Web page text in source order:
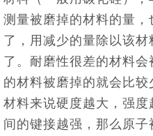
测量被磨掉的材料的量
了，用减少的量除以该
了。耐磨性很差的材料
的材料被磨掉的就会比
材料来说硬度越大，强度
间的键接越强，那么原